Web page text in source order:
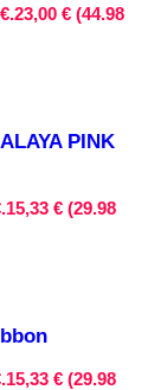
23,00 € (44.98
PINK
15,33 € (29.98
15,33 € (29.98